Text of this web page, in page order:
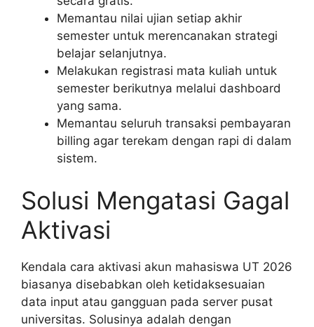
Memantau nilai ujian setiap akhir
semester untuk merencanakan strategi
belajar selanjutnya.
Melakukan registrasi mata kuliah untuk
semester berikutnya melalui dashboard
yang sama.
Memantau seluruh transaksi pembayaran
billing agar terekam dengan rapi di dalam
sistem.
Solusi Mengatasi Gagal
Aktivasi
Kendala cara aktivasi akun mahasiswa UT 2026
biasanya disebabkan oleh ketidaksesuaian
data input atau gangguan pada server pusat
universitas. Solusinya adalah dengan